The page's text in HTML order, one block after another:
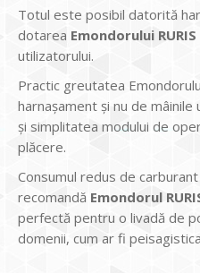
Totul este posibil datorită
dotarea Emondorului RURIS
utilizatorului.
Practic greutatea
harnaşament şi nu de
şi simplitatea modului de
plăcere.
Consumul redus de
recomandă Emondorul
perfectă pentru o livadă de
domenii, cum ar fi